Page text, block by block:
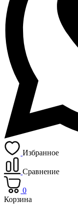
Избранное
Сравнение
0
Корзина